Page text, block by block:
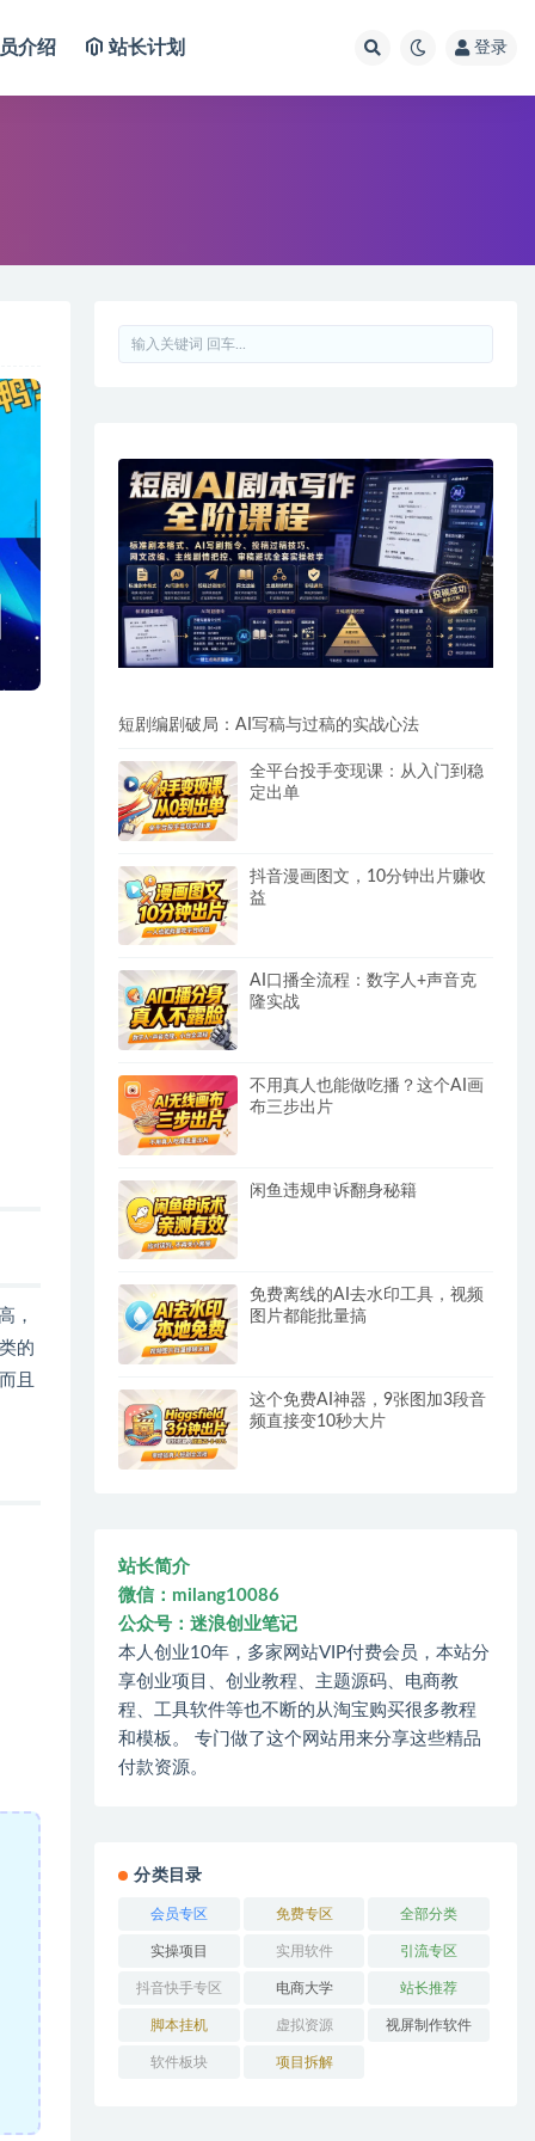
介绍 站长计划 登录
，
的
且
短剧编剧破局：AI写稿与过稿的实战心法
全平台投手变现课：从入门到稳
定出单
抖音漫画图文，10分钟出片赚收
益
AI口播全流程：数字人+声音克
隆实战
不用真人也能做吃播？这个AI画
布三步出片
闲鱼违规申诉翻身秘籍
免费离线的AI去水印工具，视频
图片都能批量搞
这个免费AI神器，9张图加3段音
频直接变10秒大片
站长简介
微信：milang10086
公众号：迷浪创业笔记
本人创业10年，多家网站VIP付费会员，本站分
享创业项目、创业教程、主题源码、电商教
程、工具软件等也不断的从淘宝购买很多教程
和模板。 专门做了这个网站用来分享这些精品
付款资源。
分类目录
会员专区 免费专区 全部分类
实操项目 实用软件 引流专区
抖音快手专区 电商大学 站长推荐
脚本挂机 虚拟资源 视屏制作软件
软件板块 项目拆解